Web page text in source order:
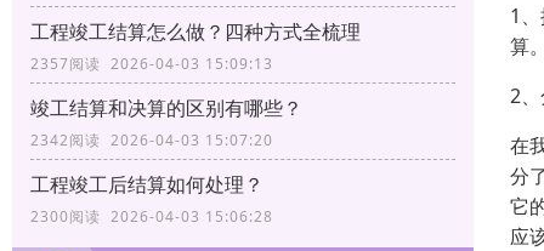
工程竣工结算怎么做？四种方式全梳理
2357阅读 2026-04-03 15:09:13
竣工结算和决算的区别有哪些？
2342阅读 2026-04-03 15:07:20
工程竣工后结算如何处理？
2300阅读 2026-04-03 15:06:28
1
算
2
在
分
它
应